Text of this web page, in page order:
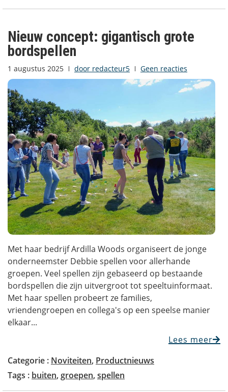
Nieuw concept: gigantisch grote
bordspellen
1 augustus 2025 door redacteur5 Geen reacties
Met haar bedrijf Ardilla Woods organiseert de jonge
onderneemster Debbie spellen voor allerhande
groepen. Veel spellen zijn gebaseerd op bestaande
bordspellen die zijn uitvergroot tot speeltuinformaat.
Met haar spellen probeert ze families,
vriendengroepen en collega's op een speelse manier
elkaar...
Lees meer
Categorie : Noviteiten, Productnieuws
Tags : buiten, groepen, spellen